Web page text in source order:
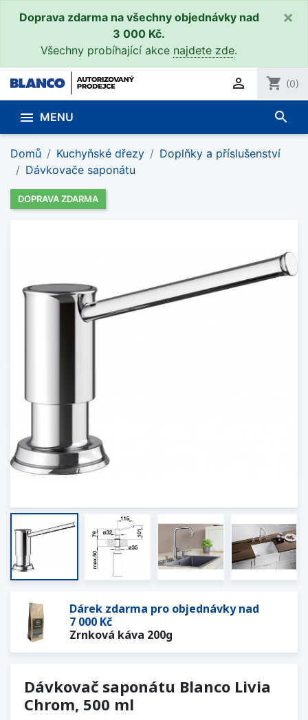
Doprava zdarma na všechny objednávky nad
3 000 Kč.
Všechny probíhající akce najdete zde.
×
 shopping_cart (0)
 MENU search
Domů Kuchyňské dřezy
Doplňky a příslušenství
Dávkovače saponátu
DOPRAVA ZDARMA
Dárek zdarma pro objednávky nad
7 000 Kč
Zrnková káva 200g
Dávkovač saponátu Blanco Livia
Chrom, 500 ml